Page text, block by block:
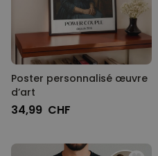
Poster personnalisé œuvre
d’art
34,99 CHF